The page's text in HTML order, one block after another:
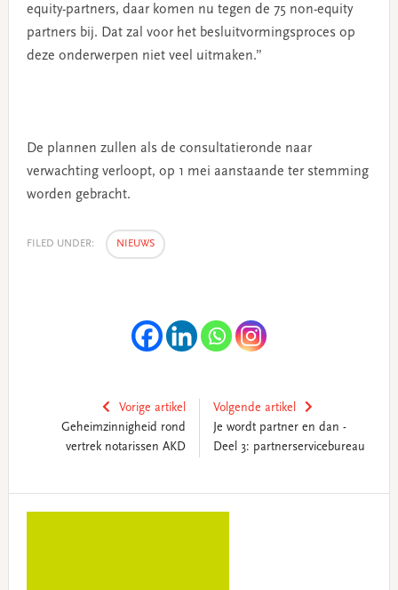
equity-partners, daar komen nu tegen de 75 non-equity
partners bij. Dat zal voor het besluitvormingsproces op
deze onderwerpen niet veel uitmaken.”
De plannen zullen als de consultatieronde naar
verwachting verloopt, op 1 mei aanstaande ter stemming
worden gebracht.
FILED UNDER: NIEUWS
Vorige artikel
Geheimzinnigheid rond
vertrek notarissen AKD
Volgende artikel
Je wordt partner en dan -
Deel 3: partnerservicebureau